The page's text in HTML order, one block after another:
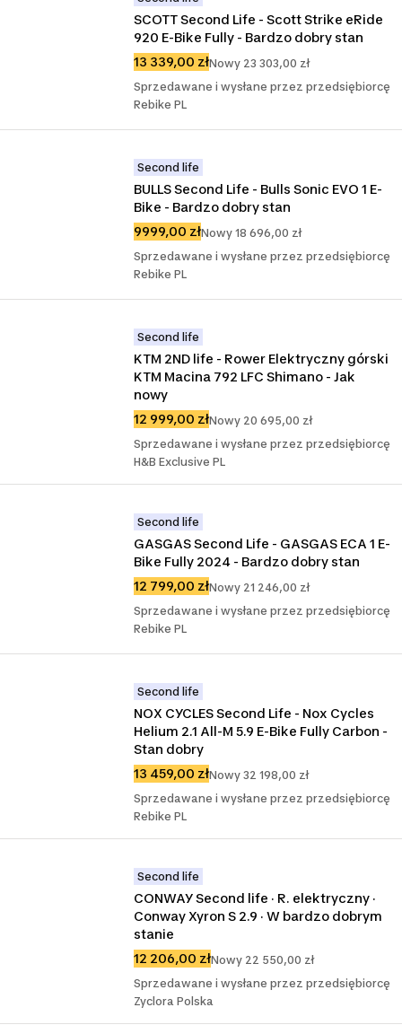
SCOTT Second Life - Scott Strike eRide
920 E-Bike Fully - Bardzo dobry stan
13 339,00 złNowy 23 303,00 zł
Sprzedawane i wysłane przez przedsiębiorcę
Rebike PL
Second life
BULLS Second Life - Bulls Sonic EVO 1 E-
Bike - Bardzo dobry stan
9999,00 złNowy 18 696,00 zł
Sprzedawane i wysłane przez przedsiębiorcę
Rebike PL
Second life
KTM 2ND life - Rower Elektryczny górski
KTM Macina 792 LFC Shimano - Jak
nowy
12 999,00 złNowy 20 695,00 zł
Sprzedawane i wysłane przez przedsiębiorcę
H&B Exclusive PL
Second life
GASGAS Second Life - GASGAS ECA 1 E-
Bike Fully 2024 - Bardzo dobry stan
12 799,00 złNowy 21 246,00 zł
Sprzedawane i wysłane przez przedsiębiorcę
Rebike PL
Second life
NOX CYCLES Second Life - Nox Cycles
Helium 2.1 All-M 5.9 E-Bike Fully Carbon -
Stan dobry
13 459,00 złNowy 32 198,00 zł
Sprzedawane i wysłane przez przedsiębiorcę
Rebike PL
Second life
CONWAY Second life · R. elektryczny ·
Conway Xyron S 2.9 · W bardzo dobrym
stanie
12 206,00 złNowy 22 550,00 zł
Sprzedawane i wysłane przez przedsiębiorcę
Zyclora Polska